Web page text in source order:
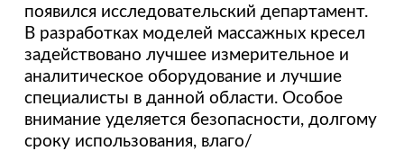
появился исследовательский департамент.
В разработках моделей массажных кресел
задействовано лучшее измерительное и
аналитическое оборудование и лучшие
специалисты в данной области. Особое
внимание уделяется безопасности, долгому
сроку использования, влаго/